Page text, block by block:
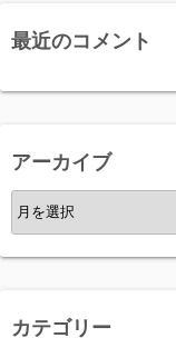
最近のコメント
アーカイブ
ア
ー
カ
ブ
カテゴリー